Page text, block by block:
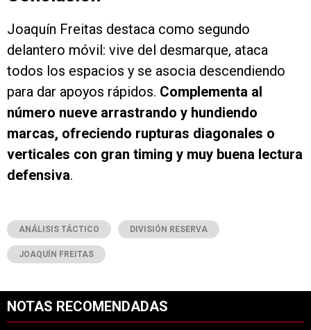
Joaquín Freitas destaca como segundo
delantero móvil: vive del desmarque, ataca
todos los espacios y se asocia descendiendo
para dar apoyos rápidos. Complementa al
número nueve arrastrando y hundiendo
marcas, ofreciendo rupturas diagonales o
verticales con gran timing y muy buena lectura
defensiva.
ANÁLISIS TÁCTICO DIVISIÓN RESERVA
JOAQUÍN FREITAS
NOTAS RECOMENDADAS